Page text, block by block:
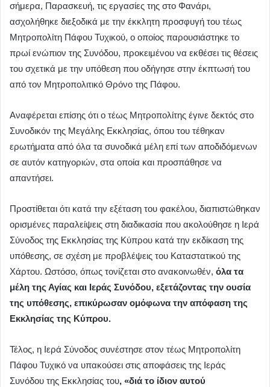
σήμερα, Παρασκευή, τις εργασίες της στο Φανάρι,
ασχολήθηκε διεξοδικά με την έκκλητη προσφυγή του τέως
Μητροπολίτη Πάφου Τυχικού, ο οποίος παρουσιάστηκε το
πρωί ενώπιον της Συνόδου, προκειμένου να εκθέσει τις θέσεις
του σχετικά με την υπόθεση που οδήγησε στην έκπτωσή του
από τον Μητροπολιτικό Θρόνο της Πάφου.
Αναφέρεται επίσης ότι ο τέως Μητροπολίτης έγινε δεκτός στο
Συνοδικόν της Μεγάλης Εκκλησίας, όπου του τέθηκαν
ερωτήματα από όλα τα συνοδικά μέλη επί των αποδιδόμενων
σε αυτόν κατηγοριών, στα οποία και προσπάθησε να
απαντήσει.
Προστίθεται ότι κατά την εξέταση του φακέλου, διαπιστώθηκαν
ορισμένες παραλείψεις στη διαδικασία που ακολούθησε η Ιερά
Σύνοδος της Εκκλησίας της Κύπρου κατά την εκδίκαση της
υπόθεσης, σε σχέση με προβλέψεις του Καταστατικού της
Χάρτου. Ωστόσο, όπως τονίζεται στο ανακοινωθέν, όλα τα
μέλη της Αγίας και Ιεράς Συνόδου, εξετάζοντας την ουσία
της υπόθεσης, επικύρωσαν ομόφωνα την απόφαση της
Εκκλησίας της Κύπρου.
Τέλος, η Ιερά Σύνοδος συνέστησε στον τέως Μητροπολίτη
Πάφου Τυχικό να υπακούσει στις αποφάσεις της Ιεράς
Συνόδου της Εκκλησίας του, «διά το ίδιον αυτού